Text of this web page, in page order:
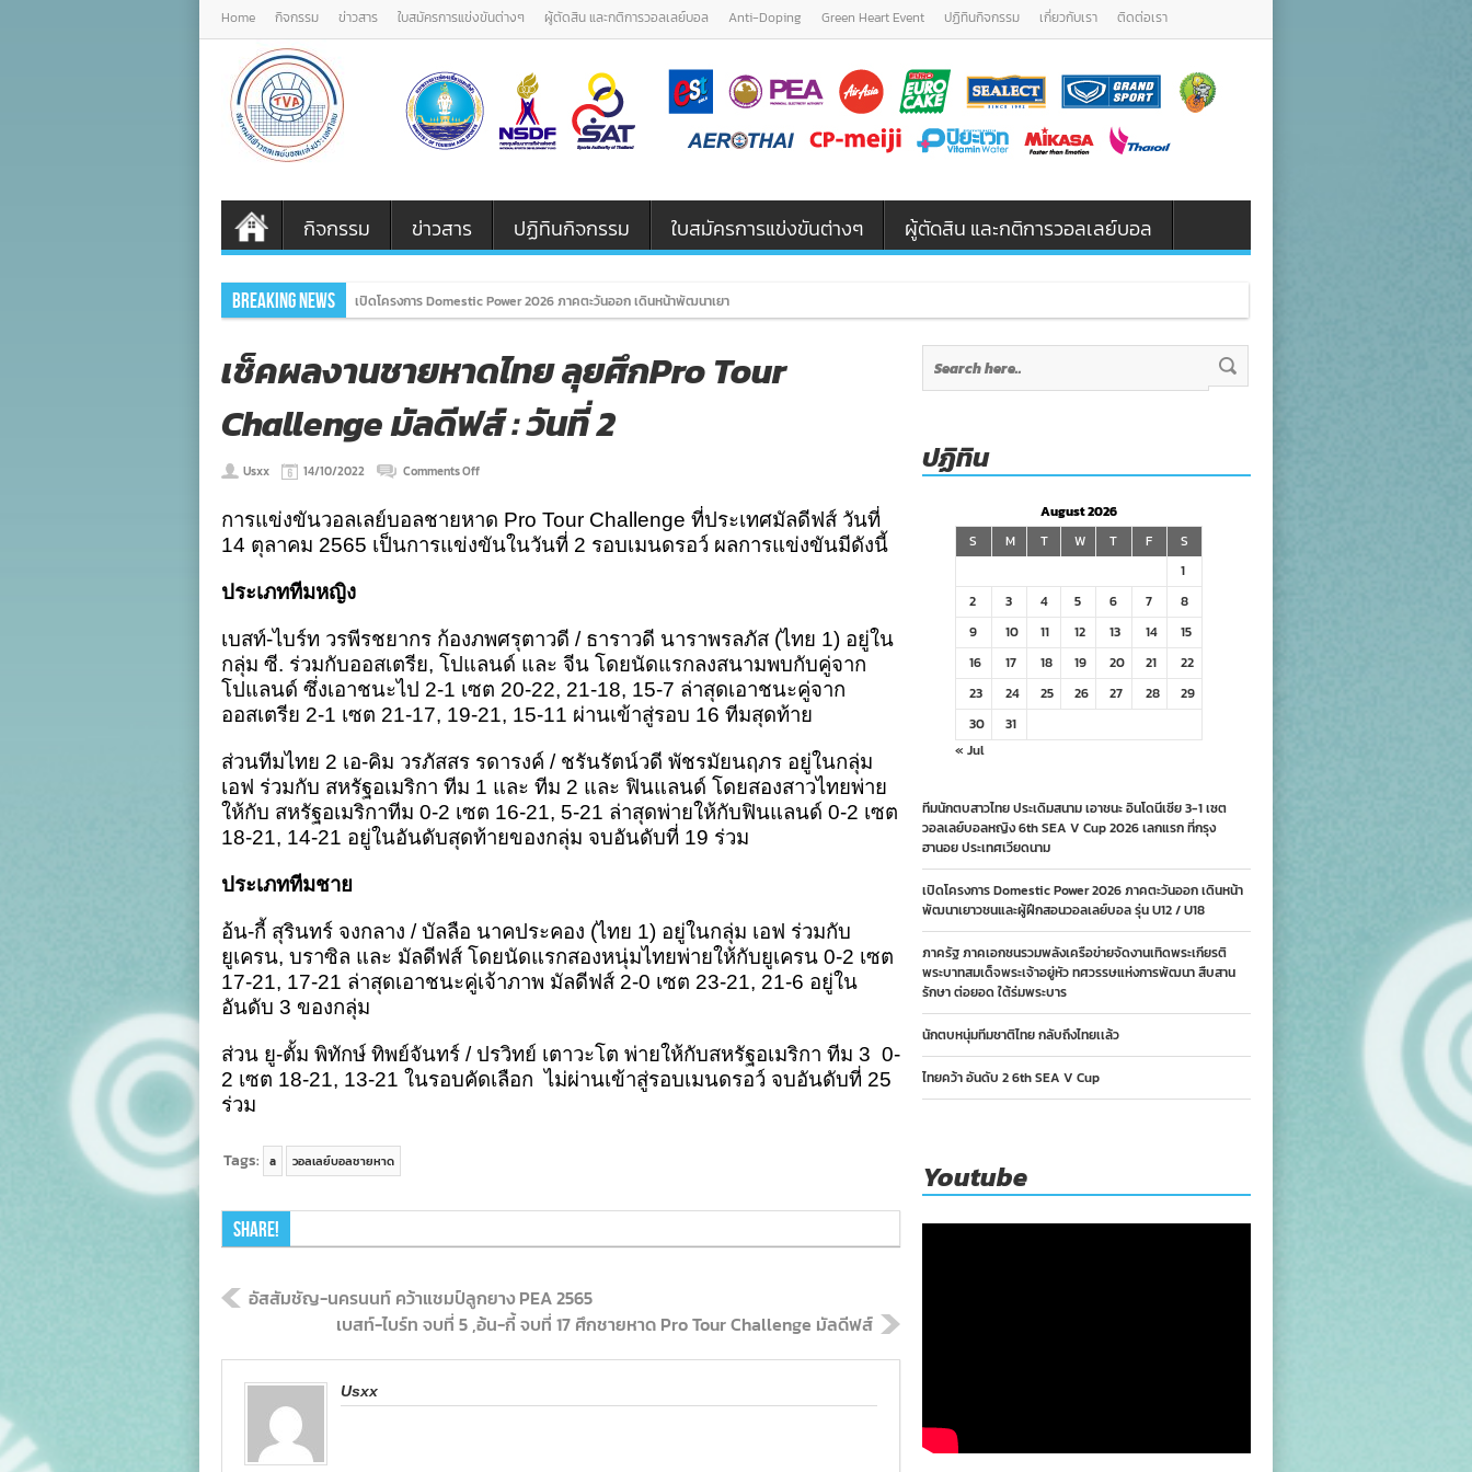
Home กิจกรรม ข่าวสาร ใบสมัครการแข่งขันต่างๆ ผู้ตัดสิน และกติการวอลเลย์บอล Anti-Doping Green Heart Event ปฏิทินกิจกรรม เกี่ยวกับเรา ติดต่อเรา
กิจกรรม ข่าวสาร ปฏิทินกิจกรรม ใบสมัครการแข่งขันต่างๆ ผู้ตัดสิน และกติการวอลเลย์บอล
Breaking News เปิดโครงการ Domestic Power 2026 ภาคตะวันออก เดินหน้าพัฒนาเยาวชนและผู้ฝึกสอนวอลเลย์บอล รุ่น
เช็คผลงานชายหาดไทย ลุยศึกPro Tour
Challenge มัลดีฟส์ : วันที่ 2
Usxx 14/10/2022 Comments Offon
งาน
ชายหาด
ไทย
มัลดีฟ
ส์
วัน
ที่
การแข่งขันวอลเลย์บอลชายหาด Pro Tour Challenge ที่ประเทศมัลดีฟส์ วันที่
14 ตุลาคม 2565 เป็นการแข่งขันในวันที่ 2 รอบเมนดรอว์ ผลการแข่งขันมีดังนี้
ประเภททีมหญิง
เบสท์-ไบร์ท วรพีรชยากร ก้องภพศรุตาวดี / ธาราวดี นาราพรลภัส (ไทย 1) อยู่ใน
กลุ่ม ซี. ร่วมกับออสเตรีย, โปแลนด์ และ จีน โดยนัดแรกลงสนามพบกับคู่จาก
โปแลนด์ ซึ่งเอาชนะไป 2-1 เซต 20-22, 21-18, 15-7 ล่าสุดเอาชนะคู่จาก
ออสเตรีย 2-1 เซต 21-17, 19-21, 15-11 ผ่านเข้าสู่รอบ 16 ทีมสุดท้าย
ส่วนทีมไทย 2 เอ-คิม วรภัสสร รดารงค์ / ชรันรัตน์วดี พัชรมัยนฤภร อยู่ในกลุ่ม
เอฟ ร่วมกับ สหรัฐอเมริกา ทีม 1 และ ทีม 2 และ ฟินแลนด์ โดยสองสาวไทยพ่าย
ให้กับ สหรัฐอเมริกาทีม 0-2 เซต 16-21, 5-21 ล่าสุดพ่ายให้กับฟินแลนด์ 0-2 เซต
18-21, 14-21 อยู่ในอันดับสุดท้ายของกลุ่ม จบอันดับที่ 19 ร่วม
ประเภททีมชาย
อ้น-กี้ สุรินทร์ จงกลาง / บัลลือ นาคประคอง (ไทย 1) อยู่ในกลุ่ม เอฟ ร่วมกับ
ยูเครน, บราซิล และ มัลดีฟส์ โดยนัดแรกสองหนุ่มไทยพ่ายให้กับยูเครน 0-2 เซต
17-21, 17-21 ล่าสุดเอาชนะคู่เจ้าภาพ มัลดีฟส์ 2-0 เซต 23-21, 21-6 อยู่ใน
อันดับ 3 ของกลุ่ม
ส่วน ยู-ตั้ม พิทักษ์ ทิพย์จันทร์ / ปรวิทย์ เตาวะโต พ่ายให้กับสหรัฐอเมริกา ทีม 3 0-
2 เซต 18-21, 13-21 ในรอบคัดเลือก ไม่ผ่านเข้าสู่รอบเมนดรอว์ จบอันดับที่ 25
ร่วม
Tags: a วอลเลย์บอลชายหาด
Share!
อัสสัมชัญ-นครนนท์ คว้าแชมป์ลูกยาง PEA 2565
เบสท์-ไบร์ท จบที่ 5 ,อ้น-กี้ จบที่ 17 ศึกชายหาด Pro Tour Challenge มัลดีฟส์
Usxx
ปฏิทิน
August 2026
S
M T W T F
S
1
2
3 4 5 6 7
8
9
10 11 12 13 14
15
16
17 18 19 20 21
22
23
24 25 26 27 28
29
30
31
« Jul
ทีมนักตบสาวไทย ประเดิมสนาม เอาชนะ อินโดนีเซีย 3-1 เซต
วอลเลย์บอลหญิง 6th SEA V Cup 2026 เลกแรก ที่กรุง
ฮานอย ประเทศเวียดนาม
เปิดโครงการ Domestic Power 2026 ภาคตะวันออก เดินหน้า
พัฒนาเยาวชนและผู้ฝึกสอนวอลเลย์บอล รุ่น U12 / U18
ภาครัฐ ภาคเอกชนรวมพลังเครือข่ายจัดงานเทิดพระเกียรติ
พระบาทสมเด็จพระเจ้าอยู่หัว ทศวรรษแห่งการพัฒนา สืบสาน
รักษา ต่อยอด ใต้ร่มพระบาร
นักตบหนุ่มทีมชาติไทย กลับถึงไทยเเล้ว
ไทยคว้า อันดับ 2 6th SEA V Cup
Youtube